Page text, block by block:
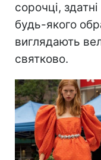
сорочці,
будь-якого
виглядають
святково.